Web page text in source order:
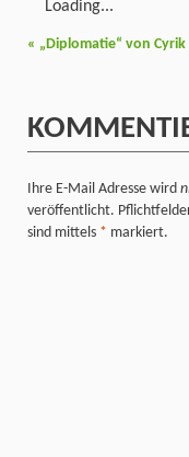
Loading...
« „Diplomatie“ von
Ihre E-Mail Adresse wird
veröffentlicht.
sind mittels * markiert.